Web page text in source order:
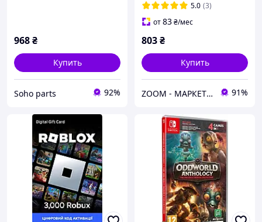
968₴
Купить
Soho parts 92%
5.0 (3)
от83₴/мес
803₴
Купить
ZOOM - МАРКЕТ ЦИФРОВОЙ ТЕХНИКИ 91%